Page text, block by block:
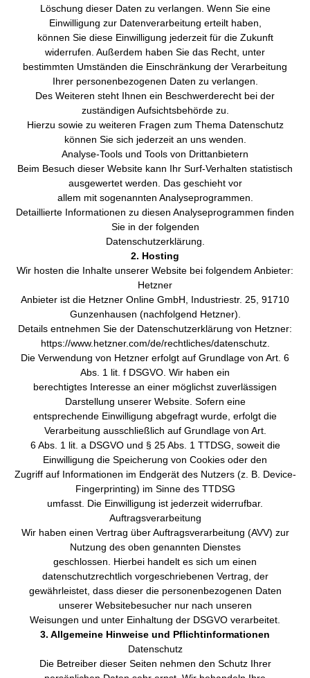
Löschung dieser Daten zu verlangen. Wenn Sie eine
Einwilligung zur Datenverarbeitung erteilt haben,
können Sie diese Einwilligung jederzeit für die Zukunft
widerrufen. Außerdem haben Sie das Recht, unter
bestimmten Umständen die Einschränkung der Verarbeitung
Ihrer personenbezogenen Daten zu verlangen.
Des Weiteren steht Ihnen ein Beschwerderecht bei der
zuständigen Aufsichtsbehörde zu.
Hierzu sowie zu weiteren Fragen zum Thema Datenschutz
können Sie sich jederzeit an uns wenden.
Analyse-Tools und Tools von Drittanbietern
Beim Besuch dieser Website kann Ihr Surf-Verhalten statistisch
ausgewertet werden. Das geschieht vor
allem mit sogenannten Analyseprogrammen.
Detaillierte Informationen zu diesen Analyseprogrammen finden
Sie in der folgenden
Datenschutzerklärung.
2. Hosting
Wir hosten die Inhalte unserer Website bei folgendem Anbieter:
Hetzner
Anbieter ist die Hetzner Online GmbH, Industriestr. 25, 91710
Gunzenhausen (nachfolgend Hetzner).
Details entnehmen Sie der Datenschutzerklärung von Hetzner:
https://www.hetzner.com/de/rechtliches/datenschutz.
Die Verwendung von Hetzner erfolgt auf Grundlage von Art. 6
Abs. 1 lit. f DSGVO. Wir haben ein
berechtigtes Interesse an einer möglichst zuverlässigen
Darstellung unserer Website. Sofern eine
entsprechende Einwilligung abgefragt wurde, erfolgt die
Verarbeitung ausschließlich auf Grundlage von Art.
6 Abs. 1 lit. a DSGVO und § 25 Abs. 1 TTDSG, soweit die
Einwilligung die Speicherung von Cookies oder den
Zugriff auf Informationen im Endgerät des Nutzers (z. B. Device-
Fingerprinting) im Sinne des TTDSG
umfasst. Die Einwilligung ist jederzeit widerrufbar.
Auftragsverarbeitung
Wir haben einen Vertrag über Auftragsverarbeitung (AVV) zur
Nutzung des oben genannten Dienstes
geschlossen. Hierbei handelt es sich um einen
datenschutzrechtlich vorgeschriebenen Vertrag, der
gewährleistet, dass dieser die personenbezogenen Daten
unserer Websitebesucher nur nach unseren
Weisungen und unter Einhaltung der DSGVO verarbeitet.
3. Allgemeine Hinweise und Pflichtinformationen
Datenschutz
Die Betreiber dieser Seiten nehmen den Schutz Ihrer